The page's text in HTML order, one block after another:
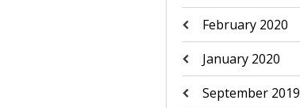
February 2020
January 2020
September 2019